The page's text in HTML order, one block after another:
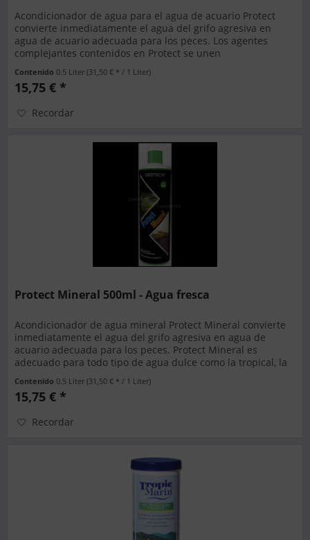
Acondicionador de agua para el agua de acuario Protect
convierte inmediatamente el agua del grifo agresiva en
agua de acuario adecuada para los peces. Los agentes
complejantes contenidos en Protect se unen
Contenido 0.5 Liter(31,50 € * / 1 Liter)
15,75 € *
Recordar
Protect Mineral 500ml - Agua fresca
Acondicionador de agua mineral Protect Mineral convierte
inmediatamente el agua del grifo agresiva en agua de
acuario adecuada para los peces. Protect Mineral es
adecuado para todo tipo de agua dulce como la tropical, la
Contenido 0.5 Liter(31,50 € * / 1 Liter)
15,75 € *
Recordar